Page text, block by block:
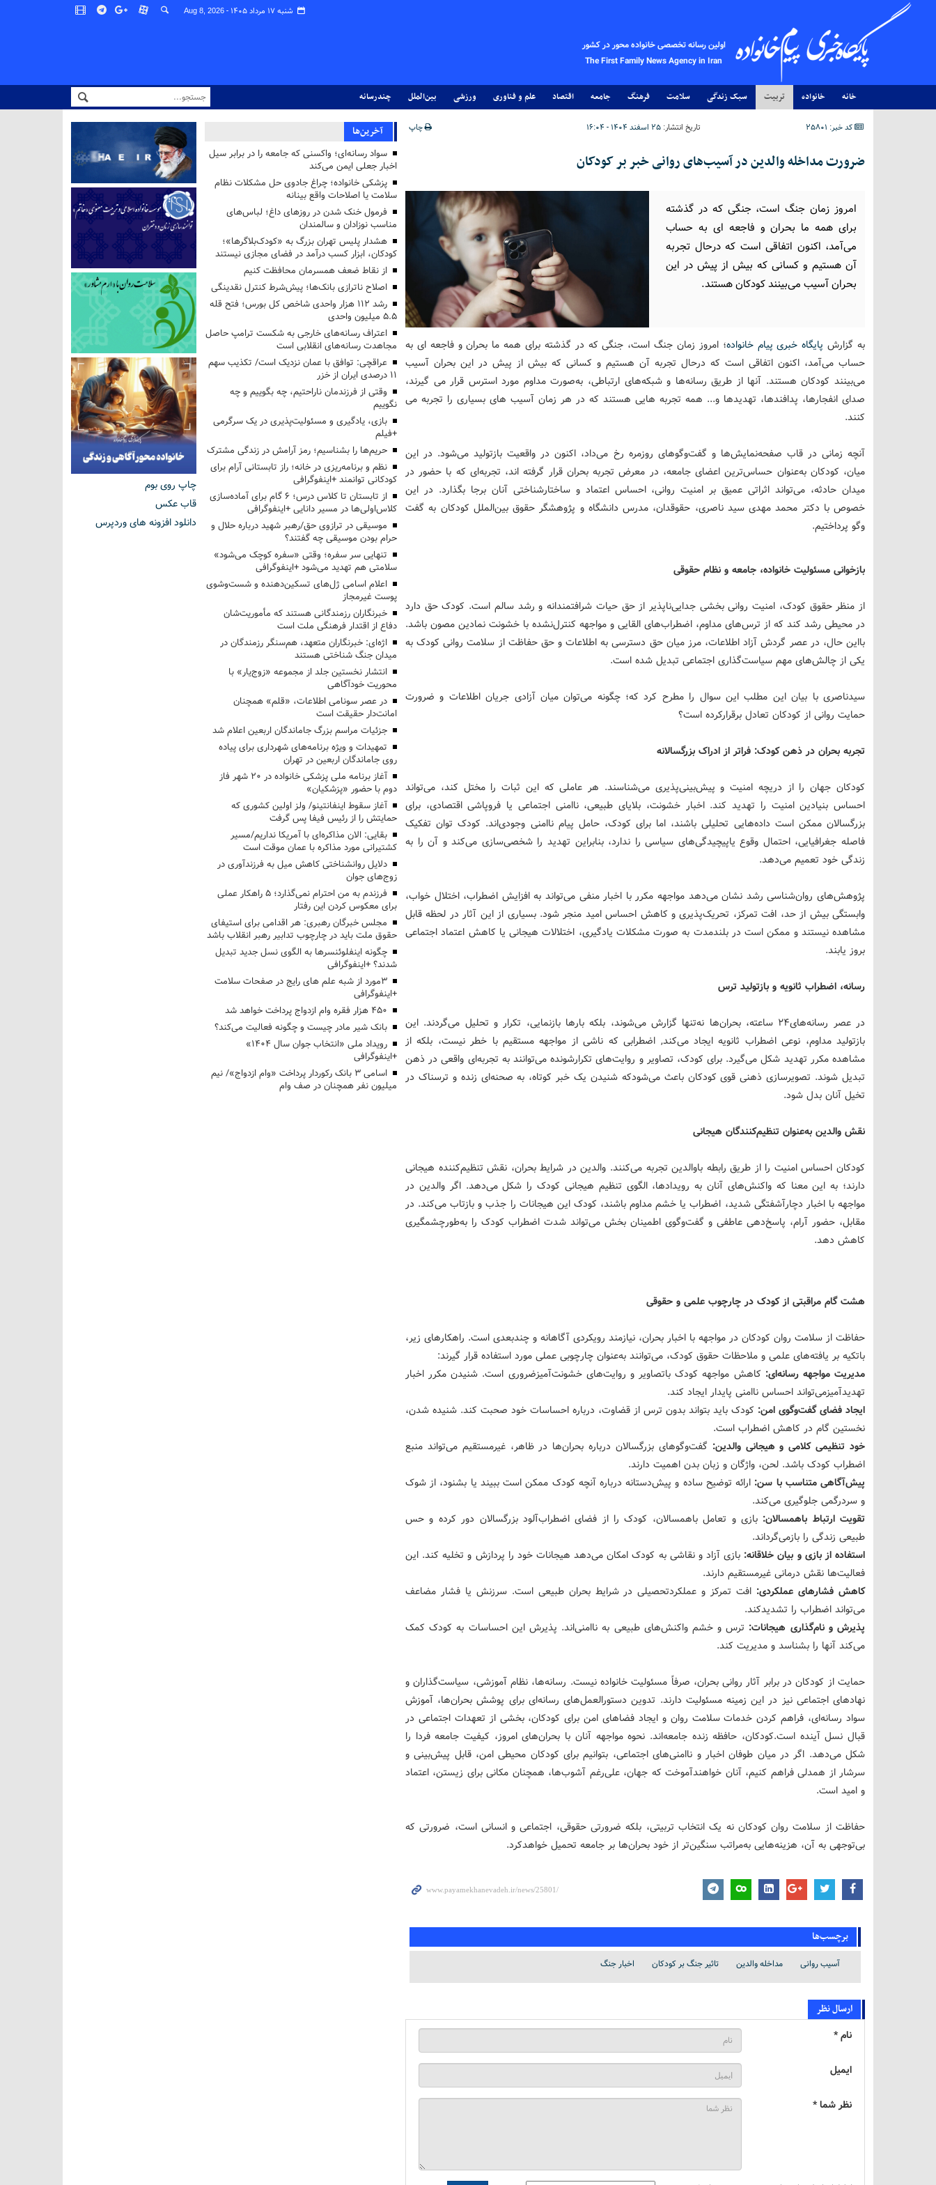
شنبه ۱۷ مرداد ۱۴۰۵ - Aug 8, 2026
اولین رسانه تخصصی خانواده محور در کشور
The First Family News Agency in Iran
خانه خانواده تربیت سبک زندگی سلامت فرهنگ جامعه اقتصاد علم و فناوری ورزشی بین‌الملل چندرسانه
کد خبر: 25801 تاریخ انتشار: ۲۵ اسفند ۱۴۰۴ - ۱۶:۰۴ چاپ
ضرورت مداخله والدین در آسیب‌های روانی خبر بر کودکان
امروز زمان جنگ است، جنگی که در گذشته
برای همه ما بحران و فاجعه ای به حساب
می‌آمد، اکنون اتفاقی است که درحال تجربه
آن هستیم و کسانی که بیش از پیش در این
بحران آسیب می‌بینند کودکان هستند.
به گزارش پایگاه خبری پیام خانواده؛ امروز زمان جنگ است، جنگی که در گذشته برای همه ما بحران و فاجعه ای به
حساب می‌آمد، اکنون اتفاقی است که درحال تجربه آن هستیم و کسانی که بیش از پیش در این بحران آسیب
می‌بینند کودکان هستند. آنها از طریق رسانه‌ها و شبکه‌های ارتباطی، به‌صورت مداوم مورد استرس قرار می گیرند،
صدای انفجارها، پدافندها، تهدیدها و... همه تجربه هایی هستند که در هر زمان آسیب های بسیاری را تجربه می
کنند.
آنچه زمانی در قاب صفحه‌نمایش‌ها و گفت‌وگوهای روزمره رخ می‌داد، اکنون در واقعیت بازتولید می‌شود. در این
میان، کودکان به‌عنوان حساس‌ترین اعضای جامعه، در معرض تجربه‌ بحران قرار گرفته اند، تجربه‌ای که با حضور در
میدان حادثه، می‌تواند اثراتی عمیق بر امنیت روانی، احساس اعتماد و ساختارشناختی آنان برجا بگذارد. در این
خصوص با دکتر محمد مهدی سید ناصری، حقوقدان، مدرس دانشگاه و پژوهشگر حقوق بین‌الملل کودکان به گفت
وگو پرداختیم.
بازخوانی مسئولیت خانواده، جامعه و نظام حقوقی
از منظر حقوق کودک، امنیت روانی بخشی جدایی‌ناپذیر از حق حیات شرافتمندانه و رشد سالم است. کودک حق دارد
در محیطی رشد کند که از ترس‌های مداوم، اضطراب‌های القایی و مواجهه کنترل‌نشده با خشونت نمادین مصون باشد.
بااین حال، در عصر گردش آزاد اطلاعات، مرز میان حق دسترسی به اطلاعات و حق حفاظت از سلامت روانی کودک به
یکی از چالش‌های مهم سیاست‌گذاری اجتماعی تبدیل شده است.
سیدناصری با بیان این مطلب این سوال را مطرح کرد که؛ چگونه می‌توان میان آزادی جریان اطلاعات و ضرورت
حمایت روانی از کودکان تعادل برقرارکرده است؟
تجربه بحران در ذهن کودک: فراتر از ادراک بزرگسالانه
کودکان جهان را از دریچه امنیت و پیش‌بینی‌پذیری می‌شناسند. هر عاملی که این ثبات را مختل کند، می‌تواند
احساس بنیادین امنیت را تهدید کند. اخبار خشونت، بلایای طبیعی، ناامنی اجتماعی یا فروپاشی اقتصادی، برای
بزرگسالان ممکن است داده‌هایی تحلیلی باشند، اما برای کودک، حامل پیام ناامنی وجودی‌اند. کودک توان تفکیک
فاصله جغرافیایی، احتمال وقوع یاپیچیدگی‌های سیاسی را ندارد، بنابراین تهدید را شخصی‌سازی می‌کند و آن را به
زندگی خود تعمیم می‌دهد.
پژوهش‌های روان‌شناسی رشد نشان می‌دهد مواجهه مکرر با اخبار منفی می‌تواند به افزایش اضطراب، اختلال خواب،
وابستگی بیش از حد، افت تمرکز، تحریک‌پذیری و کاهش احساس امید منجر شود. بسیاری از این آثار در لحظه قابل
مشاهده نیستند و ممکن است در بلندمدت به صورت مشکلات یادگیری، اختلالات هیجانی یا کاهش اعتماد اجتماعی
بروز یابند.
رسانه، اضطراب ثانویه و بازتولید ترس
در عصر رسانه‌های۲۴ ساعته، بحران‌ها نه‌تنها گزارش می‌شوند، بلکه بارها بازنمایی، تکرار و تحلیل می‌گردند. این
بازتولید مداوم، نوعی اضطراب ثانویه ایجاد می‌کند, اضطرابی که ناشی از مواجهه مستقیم با خطر نیست، بلکه از
مشاهده مکرر تهدید شکل می‌گیرد. برای کودک، تصاویر و روایت‌های تکرارشونده می‌توانند به تجربه‌ای واقعی در ذهن
تبدیل شوند. تصویرسازی ذهنی قوی کودکان باعث می‌شودکه شنیدن یک خبر کوتاه، به صحنه‌ای زنده و ترسناک در
تخیل آنان بدل شود.
نقش والدین به‌عنوان تنظیم‌کنندگان هیجانی
کودکان احساس امنیت را از طریق رابطه باوالدین تجربه می‌کنند. والدین در شرایط بحران، نقش تنظیم‌کننده هیجانی
دارند؛ به این معنا که واکنش‌های آنان به رویدادها، الگوی تنظیم هیجانی کودک را شکل می‌دهد. اگر والدین در
مواجهه با اخبار دچارآشفتگی شدید، اضطراب یا خشم مداوم باشند، کودک این هیجانات را جذب و بازتاب می‌کند. در
مقابل، حضور آرام، پاسخ‌دهی عاطفی و گفت‌وگوی اطمینان‌ بخش می‌تواند شدت اضطراب کودک را به‌طورچشمگیری
کاهش دهد.
هشت گام مراقبتی از کودک در چارچوب علمی و حقوقی
حفاظت از سلامت روان کودکان در مواجهه با اخبار بحران، نیازمند رویکردی آگاهانه و چندبعدی است. راهکارهای زیر،
باتکیه بر یافته‌های علمی و ملاحظات حقوق کودک، می‌توانند به‌عنوان چارچوبی عملی مورد استفاده قرار گیرند:
مدیریت مواجهه رسانه‌ای: کاهش مواجهه کودک باتصاویر و روایت‌های خشونت‌آمیزضروری است. شنیدن مکرر اخبار
تهدیدآمیزمی‌تواند احساس ناامنی پایدار ایجاد کند.
ایجاد فضای گفت‌وگوی امن: کودک باید بتواند بدون ترس از قضاوت، درباره احساسات خود صحبت کند. شنیده شدن،
نخستین گام در کاهش اضطراب است.
خود تنظیمی کلامی و هیجانی والدین: گفت‌وگوهای بزرگسالان درباره بحران‌ها در ظاهر، غیرمستقیم می‌تواند منبع
اضطراب کودک باشد. لحن، واژگان و زبان بدن اهمیت دارند.
پیش‌آگاهی متناسب با سن: ارائه توضیح ساده و پیش‌دستانه درباره آنچه کودک ممکن است ببیند یا بشنود، از شوک
و سردرگمی جلوگیری می‌کند.
تقویت ارتباط باهمسالان:بازی و تعامل باهمسالان، کودک را از فضای اضطراب‌آلود بزرگسالان دور کرده و حس
طبیعی زندگی را بازمی‌گرداند.
استفاده از بازی و بیان خلاقانه: بازی آزاد و نقاشی به کودک امکان می‌دهد هیجانات خود را پردازش و تخلیه کند. این
فعالیت‌ها نقش درمانی غیرمستقیم دارند.
کاهش فشارهای عملکردی: افت تمرکز و عملکردتحصیلی در شرایط بحران طبیعی است. سرزنش یا فشار مضاعف
می‌تواند اضطراب را تشدیدکند.
پذیرش و نام‌گذاری هیجانات: ترس و خشم واکنش‌های طبیعی به ناامنی‌اند. پذیرش این احساسات به کودک کمک
می‌کند آنها را بشناسد و مدیریت کند.
حمایت از کودکان در برابر آثار روانی بحران، صرفاً مسئولیت خانواده نیست. رسانه‌ها، نظام آموزشی، سیاست‌گذاران و
نهادهای اجتماعی نیز در این زمینه مسئولیت دارند. تدوین دستورالعمل‌های رسانه‌ای برای پوشش بحران‌ها، آموزش
سواد رسانه‌ای، فراهم کردن خدمات سلامت روان و ایجاد فضاهای امن برای کودکان، بخشی از تعهدات اجتماعی در
قبال نسل آینده است.کودکان، حافظه زنده جامعه‌اند. نحوه مواجهه آنان با بحران‌های امروز، کیفیت جامعه فردا را
شکل می‌دهد. اگر در میان طوفان اخبار و ناامنی‌های اجتماعی، بتوانیم برای کودکان محیطی امن، قابل پیش‌بینی و
سرشار از همدلی فراهم کنیم، آنان خواهندآموخت که جهان، علی‌رغم آشوب‌ها، همچنان مکانی برای زیستن، اعتماد
و امید است.
حفاظت از سلامت روان کودکان نه یک انتخاب تربیتی، بلکه ضرورتی حقوقی، اجتماعی و انسانی است، ضرورتی که
بی‌توجهی به آن، هزینه‌هایی به‌مراتب سنگین‌تر از خود بحران‌ها بر جامعه تحمیل خواهدکرد.
برچسب‌ها
آسیب روانی مداخله والدین تاثیر جنگ بر کودکان اخبار جنگ
ارسال نظر
نام *
ایمیل
نظر شما *
آخرین‌ها
سواد رسانه‌ای؛ واکسنی که جامعه را در برابر سیل
اخبار جعلی ایمن می‌کند
پزشکی خانواده؛ چراغ جادوی حل مشکلات نظام
سلامت یا اصلاحات واقع بینانه
فرمول خنک شدن در روزهای داغ؛ لباس‌های
مناسب نوزادان و سالمندان
هشدار پلیس تهران بزرگ به «کودک‌بلاگرها»؛
کودکان، ابزار کسب درآمد در فضای مجازی نیستند
از نقاط ضعف همسرمان محافظت کنیم
اصلاح ناترازی بانک‌ها؛ پیش‌شرط کنترل نقدینگی
رشد ۱۱۲ هزار واحدی شاخص کل بورس؛ فتح قله
۵.۵ میلیون واحدی
اعتراف رسانه‌های خارجی به شکست ترامپ حاصل
مجاهدت رسانه‌های انقلابی است
عراقچی: توافق با عمان نزدیک است/ تکذیب سهم
۱۱ درصدی ایران از خزر
وقتی از فرزندمان ناراحتیم، چه بگوییم و چه
نگوییم
بازی، یادگیری و مسئولیت‌پذیری در یک سرگرمی
+فیلم
حریم‌ها را بشناسیم؛ رمز آرامش در زندگی مشترک
نظم و برنامه‌ریزی در خانه؛ راز تابستانی آرام برای
کودکانی توانمند +اینفوگرافی
از تابستان تا کلاس درس؛ ۶ گام برای آماده‌سازی
کلاس‌اولی‌ها در مسیر دانایی +اینفوگرافی
موسیقی در ترازوی حق/رهبر شهید درباره حلال و
حرام بودن موسیقی چه گفتند؟
تنهایی سر سفره؛ وقتی «سفره کوچک می‌شود»
سلامتی هم تهدید می‌شود +اینفوگرافی
اعلام اسامی ژل‌های تسکین‌دهنده و شست‌وشوی
پوست غیرمجاز
خبرنگاران رزمندگانی هستند که مأموریت‌شان
دفاع از اقتدار فرهنگی ملت است
اژه‌ای: خبرنگاران متعهد، هم‌سنگر رزمندگان در
میدان جنگ شناختی هستند
انتشار نخستین جلد از مجموعه «زوج‌یار» با
محوریت خودآگاهی
در عصر سونامی اطلاعات، «قلم» همچنان
امانت‌دار حقیقت است
جزئیات مراسم بزرگ جاماندگان اربعین اعلام شد
تمهیدات و ویژه برنامه‌های شهرداری برای پیاده
روی جاماندگان اربعین در تهران
آغاز برنامه ملی پزشکی خانواده در ۲۰ شهر فاز
دوم با حضور «پزشکیان»
آغاز سقوط اینفانتینو/ ولز اولین کشوری که
حمایتش را از رئیس فیفا پس گرفت
بقایی: الان مذاکره‌ای با آمریکا نداریم/مسیر
کشتیرانی مورد مذاکره با عمان موقت است
دلایل روانشناختی کاهش میل به فرزندآوری در
زوج‌های جوان
فرزندم به من احترام نمی‌گذارد؛ ۵ راهکار عملی
برای معکوس کردن این رفتار
مجلس خبرگان رهبری: هر اقدامی برای استیفای
حقوق ملت باید در چارچوب تدابیر رهبر انقلاب باشد
چگونه اینفلوئنسرها به الگوی نسل جدید تبدیل
شدند؟ +اینفوگرافی
3مورد از شبه علم های رایج در صفحات سلامت
+اینفوگرافی
۴۵۰ هزار فقره وام ازدواج پرداخت خواهد شد
بانک شیر مادر چیست و چگونه فعالیت می‌کند؟
رویداد ملی «انتخاب جوان سال ۱۴۰۴»
+اینفوگرافی
اسامی ۳ بانک رکوردار پرداخت «وام ازدواج»/ نیم
میلیون نفر همچنان در صف وام
چاپ روی بوم
قاب عکس
دانلود افزونه های وردپرس